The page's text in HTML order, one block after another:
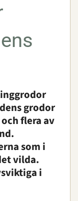
grodor
flera av
som i
vilda.
i